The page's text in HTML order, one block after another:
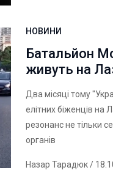
НОВИНИ
Батальйон
живуть на
Два місяці тому
елітних біженців на
резонанс не тільки
органів
Назар Тарадюк/